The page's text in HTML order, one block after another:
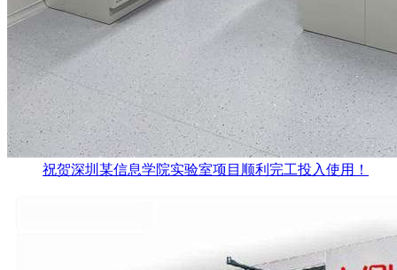
祝贺深圳某信息学院实验室项目顺利完工投入使用！